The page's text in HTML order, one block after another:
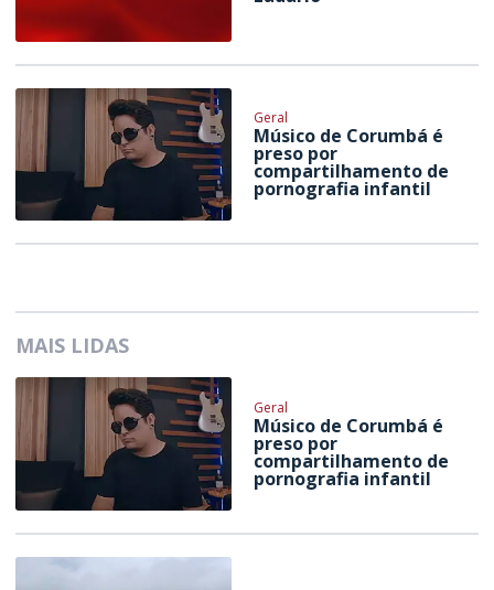
Geral
Músico de Corumbá é
preso por
compartilhamento de
pornografia infantil
MAIS LIDAS
Geral
Músico de Corumbá é
preso por
compartilhamento de
pornografia infantil